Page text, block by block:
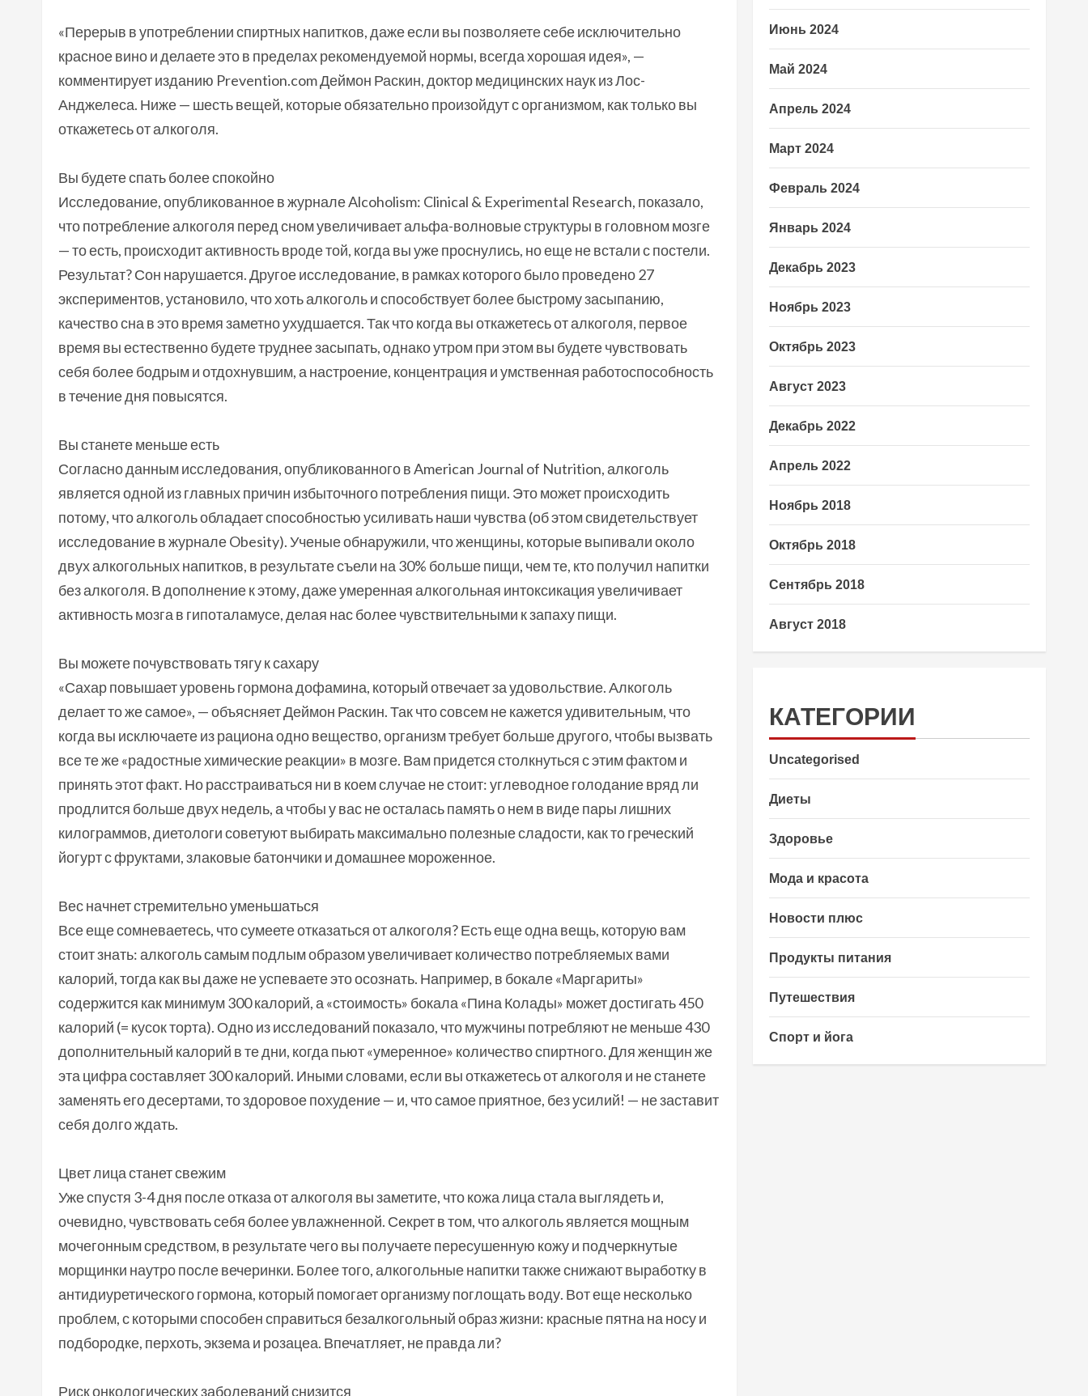
«Перерыв в употреблении спиртных напитков, даже если вы позволяете себе исключительно
красное вино и делаете это в пределах рекомендуемой нормы, всегда хорошая идея», —
комментирует изданию Prevention.com Деймон Раскин, доктор медицинских наук из Лос-
Анджелеса. Ниже — шесть вещей, которые обязательно произойдут с организмом, как только вы
откажетесь от алкоголя.
Вы будете спать более спокойно
Исследование, опубликованное в журнале Alcoholism: Clinical & Experimental Research, показало,
что потребление алкоголя перед сном увеличивает альфа-волновые структуры в головном мозге
— то есть, происходит активность вроде той, когда вы уже проснулись, но еще не встали с постели.
Результат? Сон нарушается. Другое исследование, в рамках которого было проведено 27
экспериментов, установило, что хоть алкоголь и способствует более быстрому засыпанию,
качество сна в это время заметно ухудшается. Так что когда вы откажетесь от алкоголя, первое
время вы естественно будете труднее засыпать, однако утром при этом вы будете чувствовать
себя более бодрым и отдохнувшим, а настроение, концентрация и умственная работоспособность
в течение дня повысятся.
Вы станете меньше есть
Согласно данным исследования, опубликованного в American Journal of Nutrition, алкоголь
является одной из главных причин избыточного потребления пищи. Это может происходить
потому, что алкоголь обладает способностью усиливать наши чувства (об этом свидетельствует
исследование в журнале Obesity). Ученые обнаружили, что женщины, которые выпивали около
двух алкогольных напитков, в результате съели на 30% больше пищи, чем те, кто получил напитки
без алкоголя. В дополнение к этому, даже умеренная алкогольная интоксикация увеличивает
активность мозга в гипоталамусе, делая нас более чувствительными к запаху пищи.
Вы можете почувствовать тягу к сахару
«Сахар повышает уровень гормона дофамина, который отвечает за удовольствие. Алкоголь
делает то же самое», — объясняет Деймон Раскин. Так что совсем не кажется удивительным, что
когда вы исключаете из рациона одно вещество, организм требует больше другого, чтобы вызвать
все те же «радостные химические реакции» в мозге. Вам придется столкнуться с этим фактом и
принять этот факт. Но расстраиваться ни в коем случае не стоит: углеводное голодание вряд ли
продлится больше двух недель, а чтобы у вас не осталась память о нем в виде пары лишних
килограммов, диетологи советуют выбирать максимально полезные сладости, как то греческий
йогурт с фруктами, злаковые батончики и домашнее мороженное.
Вес начнет стремительно уменьшаться
Все еще сомневаетесь, что сумеете отказаться от алкоголя? Есть еще одна вещь, которую вам
стоит знать: алкоголь самым подлым образом увеличивает количество потребляемых вами
калорий, тогда как вы даже не успеваете это осознать. Например, в бокале «Маргариты»
содержится как минимум 300 калорий, а «стоимость» бокала «Пина Колады» может достигать 450
калорий (= кусок торта). Одно из исследований показало, что мужчины потребляют не меньше 430
дополнительный калорий в те дни, когда пьют «умеренное» количество спиртного. Для женщин же
эта цифра составляет 300 калорий. Иными словами, если вы откажетесь от алкоголя и не станете
заменять его десертами, то здоровое похудение — и, что самое приятное, без усилий! — не заставит
себя долго ждать.
Цвет лица станет свежим
Уже спустя 3-4 дня после отказа от алкоголя вы заметите, что кожа лица стала выглядеть и,
очевидно, чувствовать себя более увлажненной. Секрет в том, что алкоголь является мощным
мочегонным средством, в результате чего вы получаете пересушенную кожу и подчеркнутые
морщинки наутро после вечеринки. Более того, алкогольные напитки также снижают выработку в
антидиуретического гормона, который помогает организму поглощать воду. Вот еще несколько
проблем, с которыми способен справиться безалкогольный образ жизни: красные пятна на носу и
подбородке, перхоть, экзема и розацеа. Впечатляет, не правда ли?
Риск онкологических заболеваний снизится
Июнь 2024
Май 2024
Апрель 2024
Март 2024
Февраль 2024
Январь 2024
Декабрь 2023
Ноябрь 2023
Октябрь 2023
Август 2023
Декабрь 2022
Апрель 2022
Ноябрь 2018
Октябрь 2018
Сентябрь 2018
Август 2018
КАТЕГОРИИ
Uncategorised
Диеты
Здоровье
Мода и красота
Новости плюс
Продукты питания
Путешествия
Спорт и йога